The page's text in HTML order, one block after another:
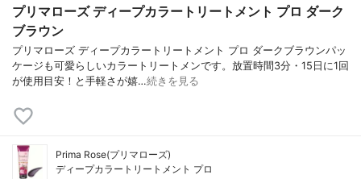
プリマローズ ディープカラートリートメント プロ ダーク
ブラウン
プリマローズ ディープカラートリートメント プロ ダークブラウンパッ
ケージも可愛らしいカラートリートメンです。放置時間3分・15日に1回
が使用目安！と手軽さが嬉…続きを見る
Prima Rose(プリマローズ)
ディープカラートリートメント プロ